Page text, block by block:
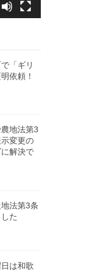
「ギリ
依頼！
農地法第3
変更の
解決で
法第3条
た
は和歌